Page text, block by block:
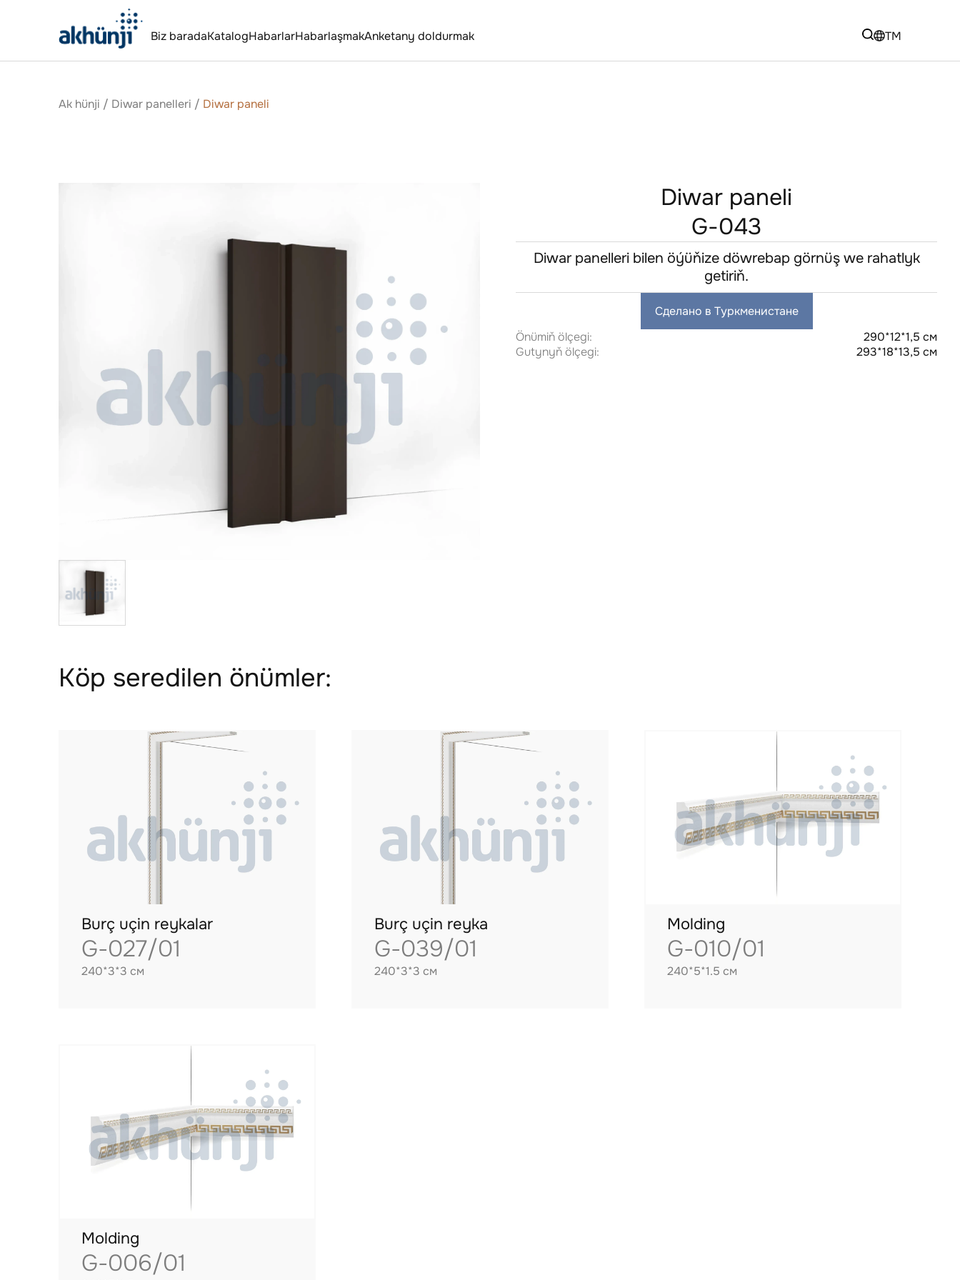
Biz baradaKatalogHabarlarHabarlaşmakAnketany doldurmak TM
Ak hünji / Diwar panelleri / Diwar paneli
Diwar paneli
G-043
Diwar panelleri bilen öýüňize döwrebap görnüş we rahatlyk
getiriň.
Сделано в Туркменистане
Önümiň ölçegi:
290*12*1,5 см
Gutynyň ölçegi:
293*18*13,5 см
Köp seredilen önümler:
Burç uçin reykalar
G-027/01
240*3*3 см
Burç uçin reyka
G-039/01
240*3*3 см
Molding
G-010/01
240*5*1.5 см
Molding
G-006/01